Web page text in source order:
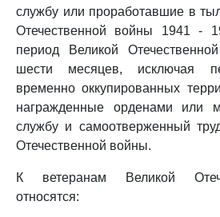
службу или проработавшие в
Отечественной войны 1941 -
период Великой
шести месяцев, исключая
временно оккупированных
награжденные орденами или
службу и самоотверженный
Отечественной войны.
К ветеранам Великой
относятся: